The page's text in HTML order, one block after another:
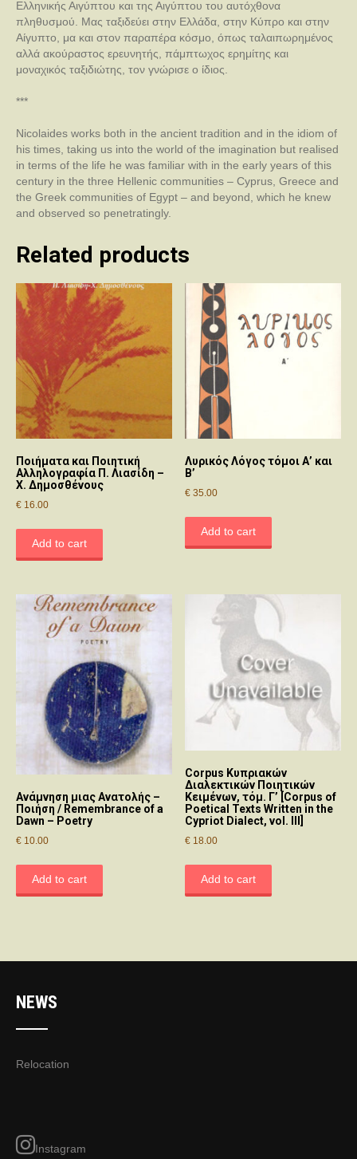
Ελληνικής Αιγύπτου και της Αιγύπτου του αυτόχθονα
πληθυσμού. Μας ταξιδεύει στην Ελλάδα, στην Κύπρο και στην
Αίγυπτο, μα και στον παραπέρα κόσμο, όπως ταλαιπωρημένος
αλλά ακούραστος ερευνητής, πάμπτωχος ερημίτης και
μοναχικός ταξιδιώτης, τον γνώρισε ο ίδιος.
***
Nicolaides works both in the ancient tradition and in the idiom of
his times, taking us into the world of the imagination but realised
in terms of the life he was familiar with in the early years of this
century in the three Hellenic communities – Cyprus, Greece and
the Greek communities of Egypt – and beyond, which he knew
and observed so penetratingly.
Related products
Ποιήματα και Ποιητική
Αλληλογραφία Π. Λιασίδη –
Χ. Δημοσθένους
€ 16.00
Add to cart
Λυρικός Λόγος τόμοι Α’ και
Β’
€ 35.00
Add to cart
Ανάμνηση μιας Ανατολής –
Ποιήση / Remembrance of a
Dawn – Poetry
€ 10.00
Add to cart
Corpus Κυπριακών
Διαλεκτικών Ποιητικών
Κειμένων, τόμ. Γ’ [Corpus of
Poetical Texts Written in the
Cypriot Dialect, vol. III]
€ 18.00
Add to cart
NEWS
Relocation
Instagram